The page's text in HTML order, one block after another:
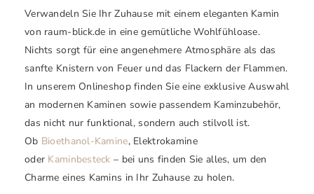
Verwandeln Sie Ihr Zuhause mit einem eleganten Kamin
von raum-blick.de in eine gemütliche Wohlfühloase.
Nichts sorgt für eine angenehmere Atmosphäre als das
sanfte Knistern von Feuer und das Flackern der Flammen.
In unserem Onlineshop finden Sie eine exklusive Auswahl
an modernen Kaminen sowie passendem Kaminzubehör,
das nicht nur funktional, sondern auch stilvoll ist.
Ob Bioethanol-Kamine, Elektrokamine
oder Kaminbesteck – bei uns finden Sie alles, um den
Charme eines Kamins in Ihr Zuhause zu holen.